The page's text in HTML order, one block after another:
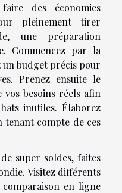
des économies
pleinement tirer
une préparation
Commencez par la
un budget précis pour
Prenez ensuite le
besoins réels afin
inutiles. Élaborez
tenant compte de ces
super soldes, faites
Visitez différents
en ligne